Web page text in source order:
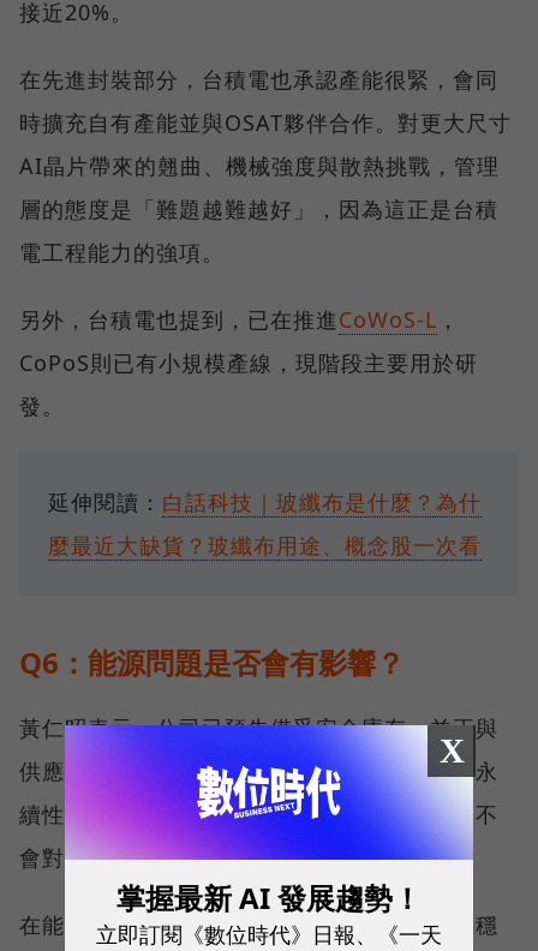
接近20%。
在先進封裝部分，台積電也承認產能很緊，會同
時擴充自有產能並與OSAT夥伴合作。對更大尺寸
AI晶片帶來的翹曲、機械強度與散熱挑戰，管理
層的態度是「難題越難越好」，因為這正是台積
電工程能力的強項。
另外，台積電也提到，已在推進CoWoS-L ，
CoPoS則已有小規模產線，現階段主要用於研
發。
延伸閱讀： 白話科技｜玻纖布是什麼？為什
麼最近大缺貨？玻纖布用途、概念股一次看
Q6：能源問題是否會有影響？
黃仁昭表示，公司已預先備妥安全庫存，並正與
供應商密切合作，進一步強化供應鏈的韌性與永
續性。因此，台積電預期，原物料供應短期內不
會對營運造成急迫影響。
在能源供應方面，台積電指出，目前能源供應穩
X
掌握最新 AI 發展趨勢！
立即訂閱《數位時代》日報、《一天